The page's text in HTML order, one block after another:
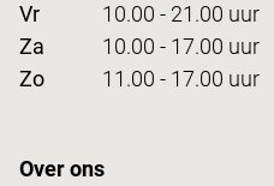
Vr
10.00 - 21.00 uur
Za
10.00 - 17.00 uur
Zo
11.00 - 17.00 uur
Over ons